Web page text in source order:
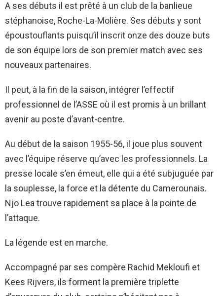
A ses débuts il est prêté à un club de la banlieue
stéphanoise, Roche-La-Molière. Ses débuts y sont
époustouflants puisqu’il inscrit onze des douze buts
de son équipe lors de son premier match avec ses
nouveaux partenaires.
Il peut, à la fin de la saison, intégrer l’effectif
professionnel de l’ASSE où il est promis à un brillant
avenir au poste d’avant-centre.
Au début de la saison 1955-56, il joue plus souvent
avec l’équipe réserve qu’avec les professionnels. La
presse locale s’en émeut, elle qui a été subjuguée par
la souplesse, la force et la détente du Camerounais.
Njo Lea trouve rapidement sa place à la pointe de
l’attaque.
La légende est en marche.
Accompagné par ses compère Rachid Mekloufi et
Kees Rijvers, ils forment la première triplette